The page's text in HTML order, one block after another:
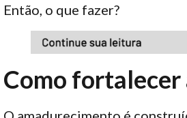
Então, o que fazer?
Como